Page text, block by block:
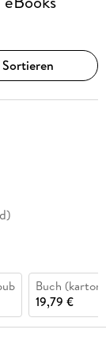
Sortieren
Buch
19,79 €